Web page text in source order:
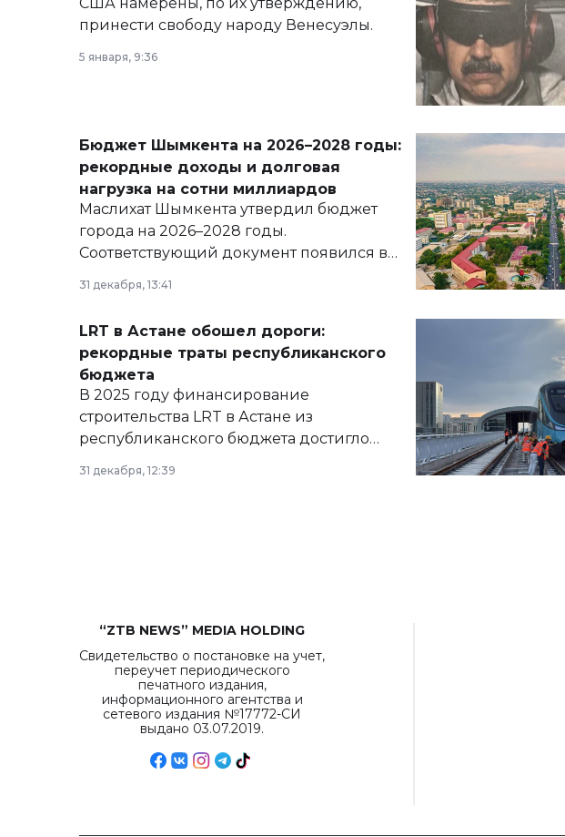
принести свободу народу Венесуэлы.
5 января, 9:36
Бюджет Шымкента на 2026–2028 годы:
рекордные доходы и долговая
нагрузка на сотни миллиардов
Маслихат Шымкента утвердил бюджет
города на 2026–2028 годы.
Соответствующий документ появился в
базе нормативных правовых актов и на
сайте маслихат города.
31 декабря, 13:41
LRT в Астане обошел дороги:
рекордные траты республиканского
бюджета
В 2025 году финансирование
строительства LRT в Астане из
республиканского бюджета достигло
рекордных объемов.
31 декабря, 12:39
“ZTB NEWS” MEDIA HOLDING
Свидетельство о постановке на учет,
переучет периодического
печатного издания,
информационного агентства и
сетевого издания №17772-СИ
выдано 03.07.2019.